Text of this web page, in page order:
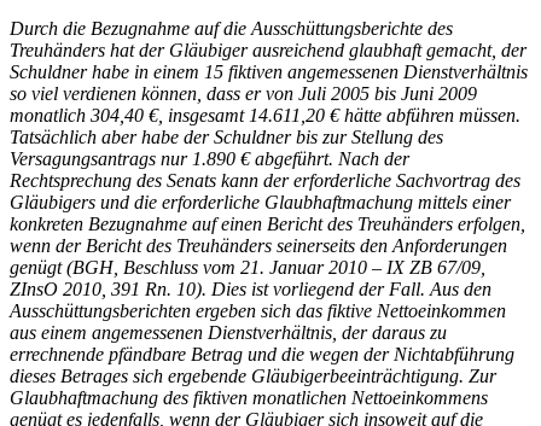
Durch die Bezugnahme auf die Ausschüttungsberichte des
Treuhänders hat der Gläubiger ausreichend glaubhaft gemacht, der
Schuldner habe in einem 15 fiktiven angemessenen Dienstverhältnis
so viel verdienen können, dass er von Juli 2005 bis Juni 2009
monatlich 304,40 €, insgesamt 14.611,20 € hätte abführen müssen.
Tatsächlich aber habe der Schuldner bis zur Stellung des
Versagungsantrags nur 1.890 € abgeführt. Nach der
Rechtsprechung des Senats kann der erforderliche Sachvortrag des
Gläubigers und die erforderliche Glaubhaftmachung mittels einer
konkreten Bezugnahme auf einen Bericht des Treuhänders erfolgen,
wenn der Bericht des Treuhänders seinerseits den Anforderungen
genügt (BGH, Beschluss vom 21. Januar 2010 – IX ZB 67/09,
ZInsO 2010, 391 Rn. 10). Dies ist vorliegend der Fall. Aus den
Ausschüttungsberichten ergeben sich das fiktive Nettoeinkommen
aus einem angemessenen Dienstverhältnis, der daraus zu
errechnende pfändbare Betrag und die wegen der Nichtabführung
dieses Betrages sich ergebende Gläubigerbeeinträchtigung. Zur
Glaubhaftmachung des fiktiven monatlichen Nettoeinkommens
genügt es jedenfalls, wenn der Gläubiger sich insoweit auf die